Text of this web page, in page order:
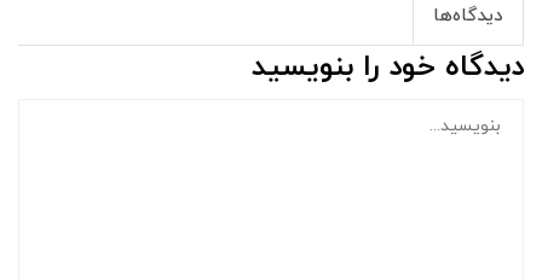
دیدگاه‌ها
دیدگاه خود را بنویسید